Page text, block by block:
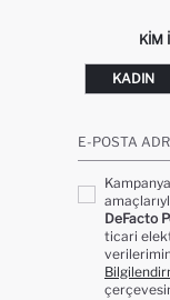
KIM
KADIN
E-POSTA
DeFacto
ticari